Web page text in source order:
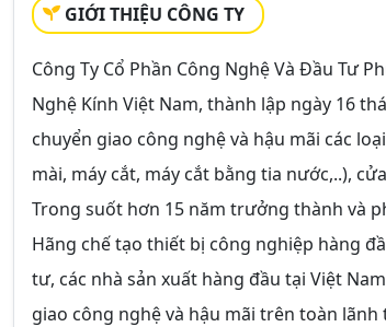
GIỚI THIỆU CÔNG TY
Công Ty Cổ Phần Công Nghệ Và Đầu Tư
Nghệ Kính Việt Nam, thành lập ngày 16
chuyển giao công nghệ và hậu mãi các
mài, máy cắt, máy cắt bằng tia nước,..),
Trong suốt hơn 15 năm trưởng thành và
Hãng chế tạo thiết bị công nghiệp hàng
tư, các nhà sản xuất hàng đầu tại Việt
giao công nghệ và hậu mãi trên toàn lãnh